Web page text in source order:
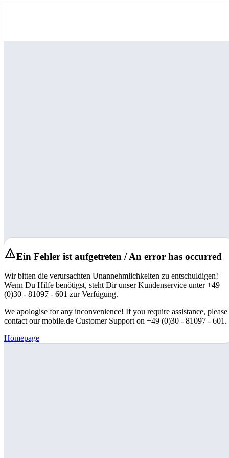
Ein Fehler ist aufgetreten / An error has occurred
Wir bitten die verursachten Unannehmlichkeiten zu entschuldigen!
Wenn Du Hilfe benötigst, steht Dir unser Kundenservice unter +49
(0)30 - 81097 - 601 zur Verfügung.
We apologise for any inconvenience! If you require assistance, please
contact our mobile.de Customer Support on +49 (0)30 - 81097 - 601.
Homepage